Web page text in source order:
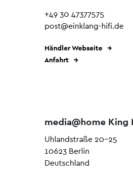
+49 30 47377575
post@einklang-hifi.de
Händler Webseite
Anfahrt
media@home King
Uhlandstraße 20-25
10623 Berlin
Deutschland